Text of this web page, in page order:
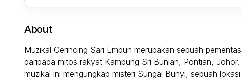
About
Muzikal Gerincing Sari Embun merupakan sebuah
daripada mitos rakyat Kampung Sri Bunian, Pontian,
muzikal ini mengungkap misteri Sungai Bunyi, sebuah